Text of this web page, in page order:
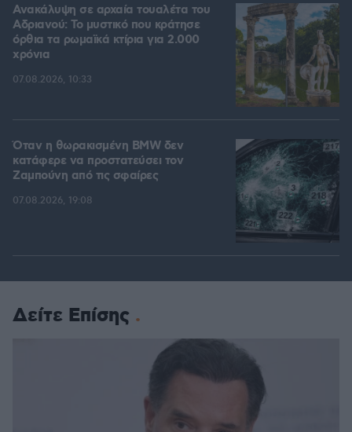
Ανακάλυψη σε αρχαία τουαλέτα του
Αδριανού: Το μυστικό που κράτησε
όρθια τα ρωμαϊκά κτίρια για 2.000
χρόνια
07.08.2026, 10:33
Όταν η θωρακισμένη BMW δεν
κατάφερε να προστατεύσει τον
Ζαμπούνη από τις σφαίρες
07.08.2026, 19:08
Δείτε Επίσης